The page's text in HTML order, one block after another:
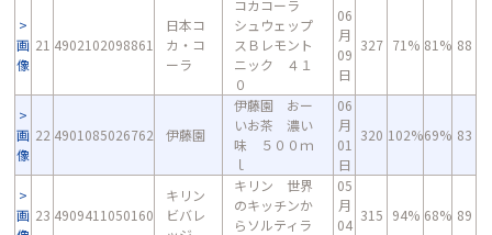
画
像
21 4902102098861
日本コ
カ・コ
ーラ
コカコーラ
シュウェップ
スＢレモント
ニック ４１
０
06
月
09
日
327 71% 81% 88
画
像
22 4901085026762 伊藤園
伊藤園 おー
いお茶 濃い
味 ５００ｍ
ｌ
06
月
01
日
320 102%69% 83
画 23 4909411050160
キリン
ビバレ
キリン 世界
のキッチンか
らソルティラ
05
月
04
315 94% 68% 89